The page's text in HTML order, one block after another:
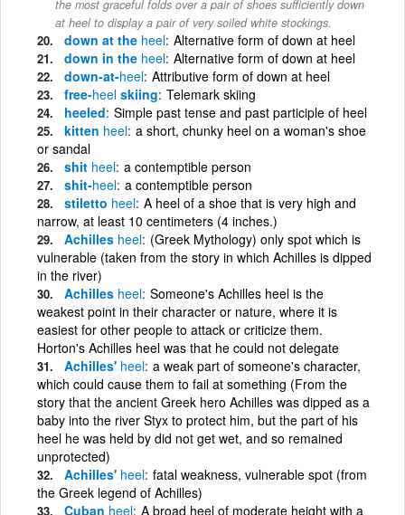
the most graceful folds over a pair of shoes sufficiently down
at heel to display a pair of very soiled white stockings.
down at the heel Alternative form of down at heel
down in the heel Alternative form of down at heel
down-at-heel Attributive form of down at heel
free-heel skiing Telemark skiing
heeled Simple past tense and past participle of heel
kitten heel a short, chunky heel on a woman's shoe
or sandal
shit heel a contemptible person
shit-heel a contemptible person
stiletto heel A heel of a shoe that is very high and
narrow, at least 10 centimeters (4 inches.)
Achilles heel (Greek Mythology) only spot which is
vulnerable (taken from the story in which Achilles is dipped
in the river)
Achilles heel Someone's Achilles heel is the
weakest point in their character or nature, where it is
easiest for other people to attack or criticize them.
Horton's Achilles heel was that he could not delegate
Achilles' heel a weak part of someone's character,
which could cause them to fail at something (From the
story that the ancient Greek hero Achilles was dipped as a
baby into the river Styx to protect him, but the part of his
heel he was held by did not get wet, and so remained
unprotected)
Achilles' heel fatal weakness, vulnerable spot (from
the Greek legend of Achilles)
Cuban heel A broad heel of moderate height with a